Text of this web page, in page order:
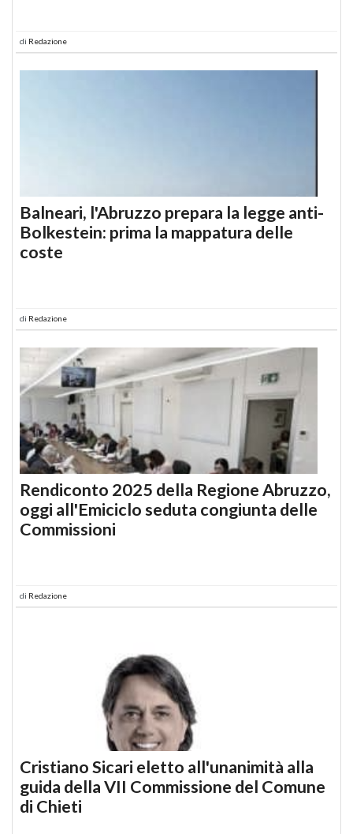
di Redazione
Balneari, l'Abruzzo prepara la legge anti-
Bolkestein: prima la mappatura delle
coste
di Redazione
Rendiconto 2025 della Regione Abruzzo,
oggi all'Emiciclo seduta congiunta delle
Commissioni
di Redazione
Cristiano Sicari eletto all'unanimità alla
guida della VII Commissione del Comune
di Chieti